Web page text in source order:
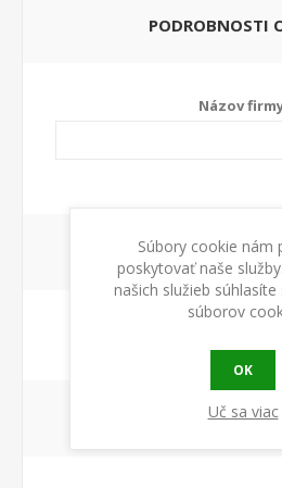
PODROBNOSTI
Názov
VOĽBY
VAŠE HESLO
Súbory cookie nám
poskytovať naše
našich služieb
súborov
OK
Uč sa viac